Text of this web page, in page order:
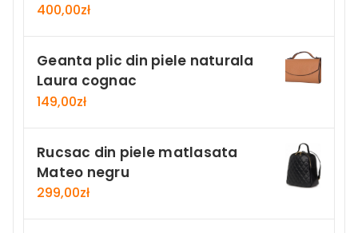
400,00zł
Geanta plic din piele naturala
Laura cognac
149,00zł
Rucsac din piele matlasata
Mateo negru
299,00zł